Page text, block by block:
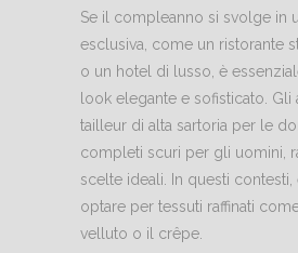
Se il compleanno si svolge in
esclusiva, come un ristorante
o un hotel di lusso, è
look elegante e sofisticato. Gli
tailleur di alta sartoria per le
completi scuri per gli uomini,
scelte ideali. In questi
optare per tessuti raffinati
velluto o il crêpe.